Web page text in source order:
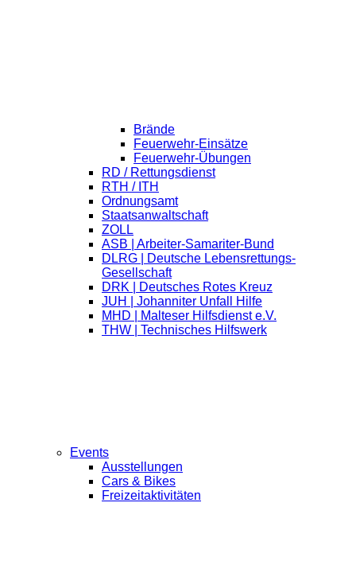
Brände
Feuerwehr-Einsätze
Feuerwehr-Übungen
RD / Rettungsdienst
RTH / ITH
Ordnungsamt
Staatsanwaltschaft
ZOLL
ASB | Arbeiter-Samariter-Bund
DLRG | Deutsche Lebensrettungs-
Gesellschaft
DRK | Deutsches Rotes Kreuz
JUH | Johanniter Unfall Hilfe
MHD | Malteser Hilfsdienst e.V.
THW | Technisches Hilfswerk
Events
Ausstellungen
Cars & Bikes
Freizeitaktivitäten